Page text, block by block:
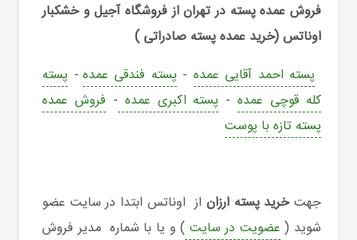
فروش عمده پسته در تهراناز فروشگاه آجیل و خشکبار
اوناتس (خرید عمده پسته صادراتی )
پسته احمد آقایی عمده - پسته فندقی عمده - پسته
کله قوچی عمده- پسته اکبری عمده - فروش عمده
پسته تازه با پوست
جهتخرید پسته ارزان از اوناتس ابتدا در سایت عضو
شوید ( عضویت در سایت ) و یا با شماره مدیر فروش